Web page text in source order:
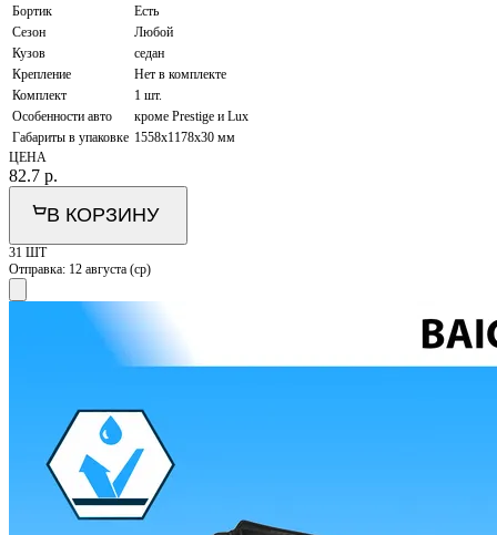
Бортик
Есть
Сезон
Любой
Кузов
седан
Крепление
Нет в комплекте
Комплект
1 шт.
Особенности авто
кроме Prestige и Lux
Габариты в упаковке 1558х1178х30 мм
ЦЕНА
82.7 р.
В КОРЗИНУ
31 ШТ
Отправка: 12 августа (ср)